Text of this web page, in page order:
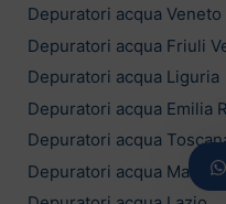
Depuratori acqua Veneto
Depuratori acqua Friuli
Depuratori acqua Liguria
Depuratori acqua Emilia
Depuratori acqua
Depuratori acqua Marche